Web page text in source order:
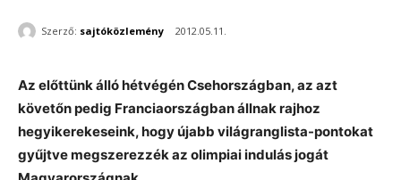
Szerző: sajtóközlemény 2012.05.11.
Az előttünk álló hétvégén Csehországban, az azt
követőn pedig Franciaországban állnak rajhoz
hegyikerekeseink, hogy újabb világranglista-pontokat
gyűjtve megszerezzék az olimpiai indulás jogát